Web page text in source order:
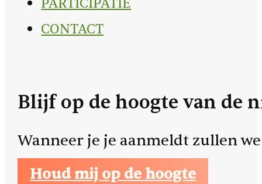
CONTACT
Blijf op de hoogte van de
Wanneer je je aanmeldt zullen
Houd mij op de hoogte